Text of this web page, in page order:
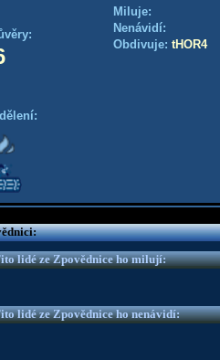
Miluje:
Nenávidí:
Obdivuje: tHOR4
lidé ze Zpovědnice ho milují:
lidé ze Zpovědnice ho nenávidí: